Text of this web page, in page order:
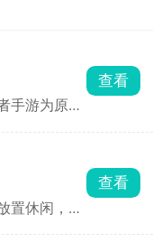
手游为原
秘卷以及通
角色都是可
，感受前所
查看
置休闲，操
查看